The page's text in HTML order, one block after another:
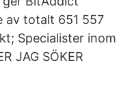
av totalt 651 557
Specialister inom
JAG SÖKER